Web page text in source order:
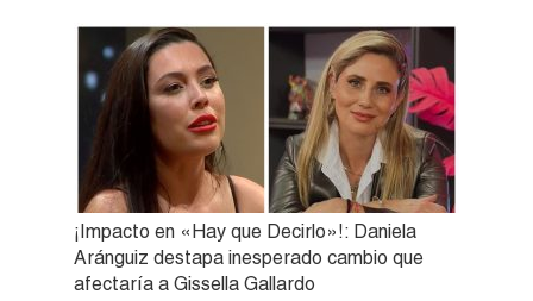
¡Impacto en «Hay que Decirlo»!: Daniela
Aránguiz destapa inesperado cambio que
afectaría a Gissella Gallardo